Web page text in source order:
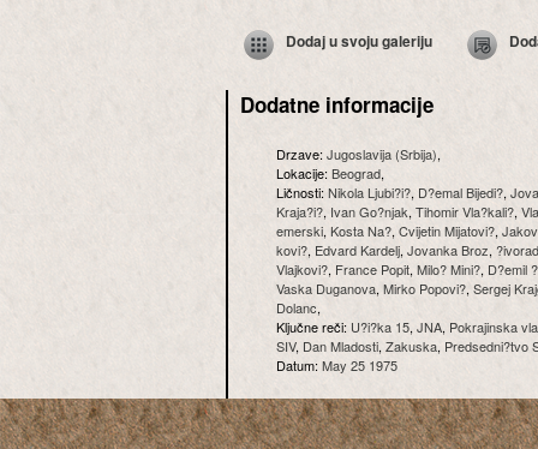
Dodaj u svoju galeriju
Dodatne informacije
Drzave:Jugoslavija (Srbija),
Lokacije:Beograd,
Ličnosti:Nikola Ljubi?i?, D?emal Bijedi?,
Kraja?i?, Ivan Go?njak, Tihomir Vla?kali?,
emerski, Kosta Na?, Cvijetin Mijatovi?,
kovi?, Edvard Kardelj, Jovanka Broz,
Vlajkovi?, France Popit, Milo? Mini?, D?emil
Vaska Duganova, Mirko Popovi?, Sergej
Dolanc,
Ključne reči: U?i?ka 15, JNA, Pokrajinska
SIV, Dan Mladosti, Zakuska, Predsedni?tvo
Datum:May 25 1975